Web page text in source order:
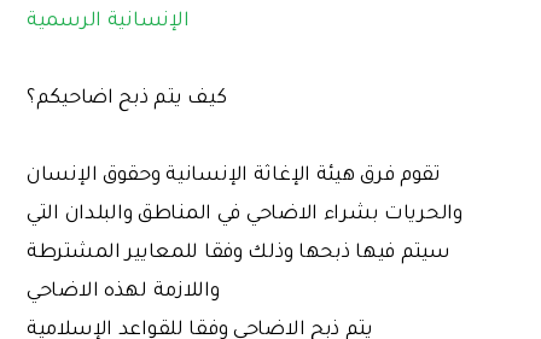
الإنسانية الرسمية
كيف يتم ذبح اضاحيكم؟
تقوم فرق هيئة الإغاثة الإنسانية وحقوق الإنسان
والحريات بشراء الاضاحي في المناطق والبلدان التي
سيتم فيها ذبحها وذلك وفقا للمعايير المشترطة
واللازمة لهذه الاضاحي
يتم ذبح الاضاحي وفقا للقواعد الإسلامية